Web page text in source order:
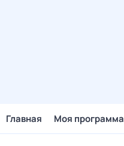
Главная Моя программа